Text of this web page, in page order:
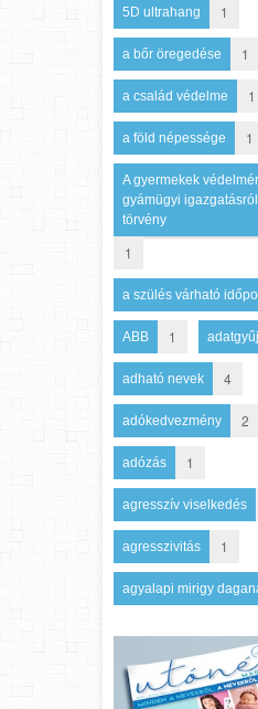
5D ultrahang 1
a bőr öregedése 1
a család védelme 1
a föld népessége 1
A gyermekek
gyámügyi
törvény
1
a szülés várható
ABB 1
adható nevek 4
adókedvezmény 2
adózás 1
agresszív viselkedés
agresszivitás 1
agyalapi mirigy